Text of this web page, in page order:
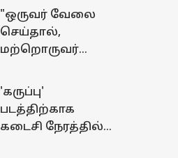
சாமுண்டீஸ்வரி
போடும் ப்ளான் -
அடுத்து
நடக்கப்போவது
"ஒருவர் வேலை
செய்தால்,
மற்றொருவர்
இருப்போம்"...
பெற்றோர்களாக
சூர்யா–ஜோதிகா
எடுத்த முடிவு
'கருப்பு'
படத்திற்காக
கடைசி நேரத்தில்